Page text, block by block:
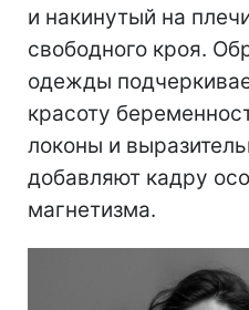
и накинутый на
свободного кроя.
одежды
красоту
локоны и
добавляют кадру
магнетизма.